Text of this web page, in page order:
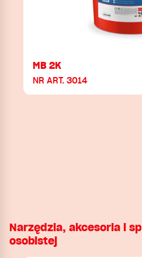
MB 2K
NR ART. 3014
Narzędzia, akcesoria i
osobistej